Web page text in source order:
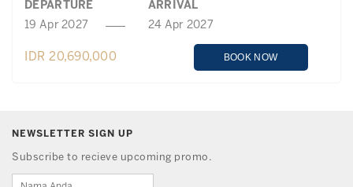
DEPARTURE
ARRIVAL
19 Apr 2027
24 Apr 2027
IDR 20,690,000 BOOK NOW
NEWSLETTER SIGN UP
Subscribe to recieve upcoming promo.